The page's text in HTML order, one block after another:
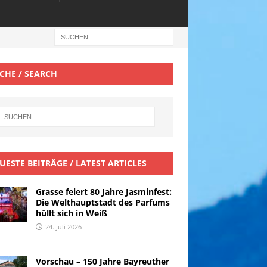
/ SEARCH
BEITRÄGE / LATEST ARTICLES
Grasse feiert 80 Jahre Jasminfest:
Die Welthauptstadt des Parfums
hüllt sich in Weiß
24. Juli 2026
Vorschau – 150 Jahre Bayreuther